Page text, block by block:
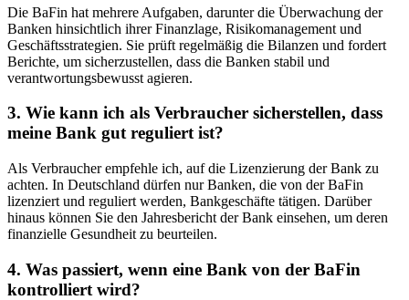
Die BaFin hat‌ mehrere Aufgaben, darunter die Überwachung der
Banken ⁢hinsichtlich ihrer Finanzlage, Risikomanagement und
Geschäftsstrategien. Sie prüft regelmäßig die Bilanzen und fordert
Berichte, um sicherzustellen, dass die Banken stabil und
verantwortungsbewusst agieren.
3. Wie kann ⁢ich als Verbraucher sicherstellen, dass
meine Bank gut reguliert ist?
Als Verbraucher empfehle ich, auf die Lizenzierung der‌ Bank zu
achten. In Deutschland‍ dürfen nur Banken, die von der‍ BaFin
lizenziert‍ und reguliert werden, Bankgeschäfte‍ tätigen. Darüber‍
hinaus können Sie den Jahresbericht der⁢ Bank einsehen, um deren
finanzielle Gesundheit zu beurteilen.
4. Was ⁣passiert, wenn eine Bank von der BaFin
kontrolliert ⁤wird?